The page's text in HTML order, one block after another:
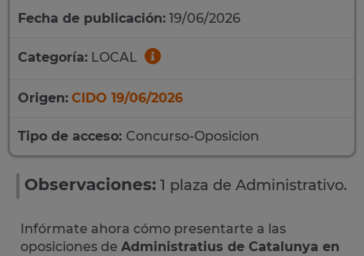
Fecha de publicación: 19/06/2026
Categoría: LOCAL
Origen: CIDO 19/06/2026
Tipo de acceso: Concurso-Oposicion
Observaciones: 1 plaza de Administrativo.
Infórmate ahora cómo presentarte a las
oposiciones de Administratius de Catalunya en